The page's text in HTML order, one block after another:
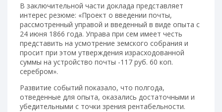
В заключительной части доклада представляет
интерес резюме: «Проект о введении почты,
рассмотренный управой и введенный в виде опыта с
24 июня 1866 года. Управа при сем имеет честь
представить на усмотрение земского собрания и
просит при этом утверждения израсходованной
суммы на устройство почты -117 руб. 60 коп.
серебром».
Развитие событий показало, что полгода,
отведенные для опыта, оказались достаточными и
убедительными с точки зрения рентабельности.